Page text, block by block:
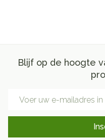
Blijf op de hoogte